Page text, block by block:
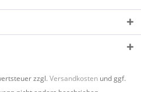
zzgl.Versandkosten und ggf.